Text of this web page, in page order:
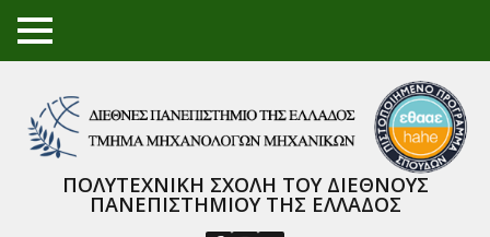
TO
GGL
NU
ΠΟΛΥΤΕΧΝΙΚΗ ΣΧΟΛΗ ΤΟΥ ΔΙΕΘΝΟΥΣ
ΠΑΝΕΠΙΣΤΗΜΙΟΥ ΤΗΣ ΕΛΛΑΔΟΣ